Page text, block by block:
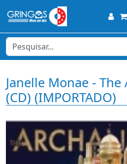
Janelle Monae -
(CD) (IMPORTADO)